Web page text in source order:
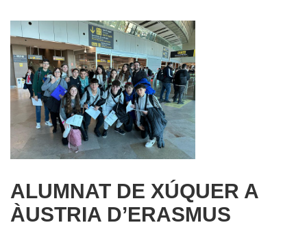
ALUMNAT DE XÚQUER A
ÀUSTRIA D’ERASMUS